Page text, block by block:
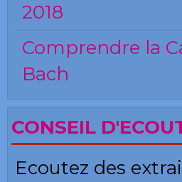
2018
Comprendre la
Bach
CONSEIL
Ecoutez des